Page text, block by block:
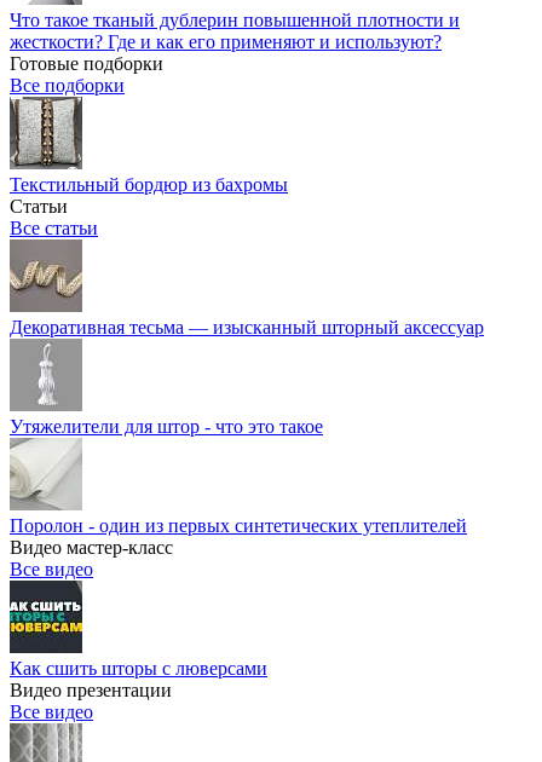
Что такое тканый дублерин повышенной плотности и
жесткости? Где и как его применяют и используют?
Готовые подборки
Все подборки
Текстильный бордюр из бахромы
Статьи
Все статьи
Декоративная тесьма — изысканный шторный аксессуар
Утяжелители для штор - что это такое
Поролон - один из первых синтетических утеплителей
Видео мастер-класс
Все видео
Как сшить шторы с люверсами
Видео презентации
Все видео